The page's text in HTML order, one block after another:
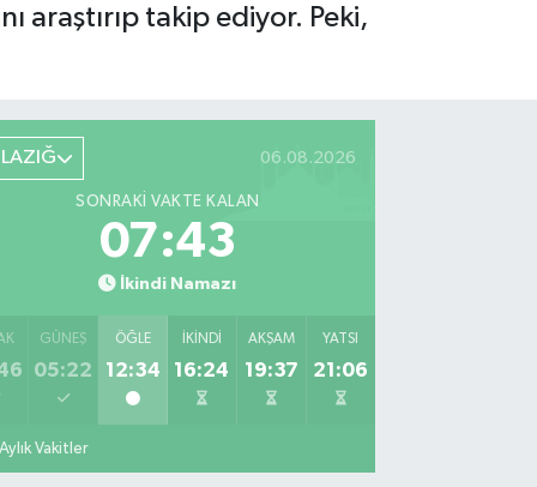
araştırıp takip ediyor. Peki,
06.08.2026
SONRAKI VAKTE KALAN
07:42
İkindi Namazı
GÜNEŞ
05:22
ÖĞLE
12:34
İKINDI
16:24
AKŞAM
19:37
YATSI
21:06
Aylık Vakitler